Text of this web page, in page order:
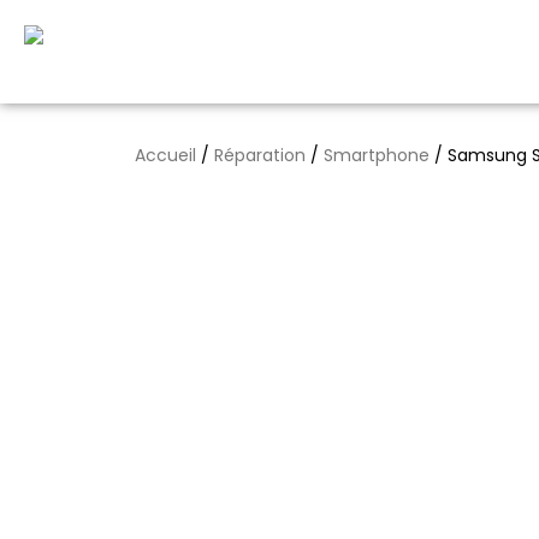
Accueil / Réparation / Smartphone / Samsung